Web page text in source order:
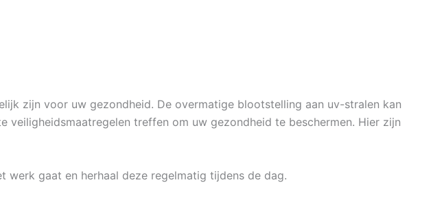
zijn voor uw gezondheid. De overmatige blootstelling aan uv-stralen kan
treffen om uw gezondheid te beschermen. Hier zijn
werk gaat en herhaal deze regelmatig tijdens de dag.